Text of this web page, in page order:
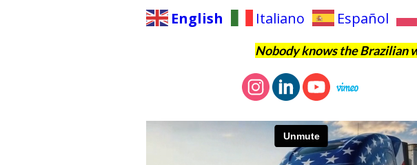
English Italiano Español
Nobody knows the Brazilian